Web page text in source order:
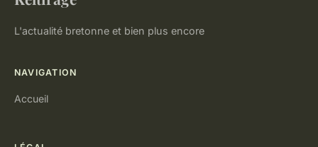
L'actualité bretonne et bien plus encore
NAVIGATION
Accueil